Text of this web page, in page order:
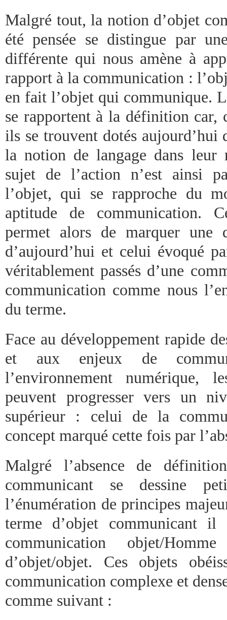
Malgré tout, la notion d’objet
été pensée se distingue par
différente qui nous amène à
rapport à la communication :
en fait l’objet qui communique.
se rapportent à la définition car,
ils se trouvent dotés aujourd’hui
la notion de langage dans leur
sujet de l’action n’est ainsi
l’objet, qui se rapproche du
aptitude de communication.
permet alors de marquer une
d’aujourd’hui et celui évoqué
véritablement passés d’une
communication comme nous
du terme.
Face au développement rapide
et aux enjeux de
l’environnement numérique,
peuvent progresser vers un
supérieur : celui de la
concept marqué cette fois par
Malgré l’absence de
communicant se dessine
l’énumération de principes
terme d’objet communicant
communication objet/
d’objet/objet. Ces objets
communication complexe et
comme suivant :